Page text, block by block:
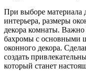
При выборе материала
интерьера, размеры
декора комнаты. Важно
бахромы с основными
оконного декора.
создать
который станет